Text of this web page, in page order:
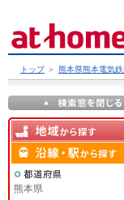
トップ ＞ 熊本県熊本電気
熊本県